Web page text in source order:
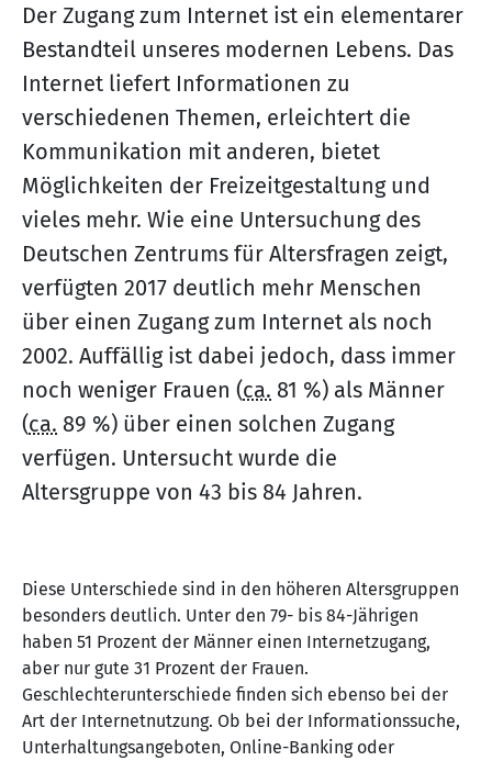
Der Zugang zum Internet ist ein elementarer
Bestandteil unseres modernen Lebens. Das
Internet liefert Informationen zu
verschiedenen Themen, erleichtert die
Kommunikation mit anderen, bietet
Möglichkeiten der Freizeitgestaltung und
vieles mehr. Wie eine Untersuchung des
Deutschen Zentrums für Altersfragen zeigt,
verfügten 2017 deutlich mehr Menschen
über einen Zugang zum Internet als noch
2002. Auffällig ist dabei jedoch, dass immer
noch weniger Frauen (ca. 81 %) als Männer
(ca. 89 %) über einen solchen Zugang
verfügen. Untersucht wurde die
Altersgruppe von 43 bis 84 Jahren.
Diese Unterschiede sind in den höheren Altersgruppen
besonders deutlich. Unter den 79- bis 84-Jährigen
haben 51 Prozent der Männer einen Internetzugang,
aber nur gute 31 Prozent der Frauen.
Geschlechterunterschiede finden sich ebenso bei der
Art der Internetnutzung. Ob bei der Informationssuche,
Unterhaltungsangeboten, Online-Banking oder